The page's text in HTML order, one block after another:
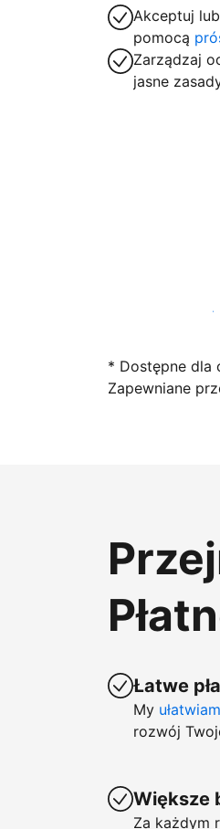
Akceptuj
pomocą
Zarządzaj
jasne
Zarejestruj
* Dostępne dla
Zapewniane
Łatwe
My
rozwój
Większe
Za każdym